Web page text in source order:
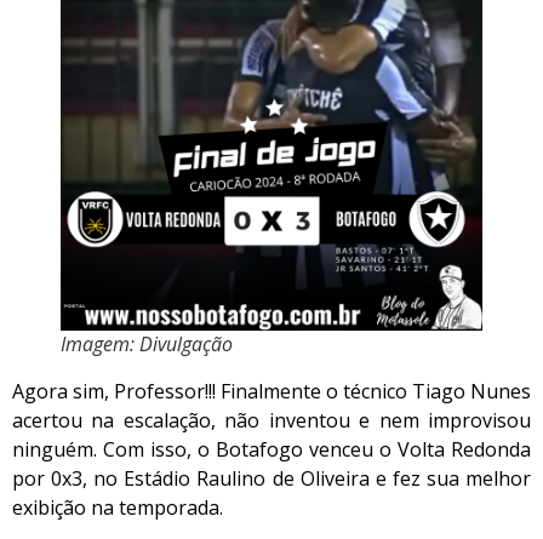
Imagem: Divulgação
Agora sim, Professor!!! Finalmente o técnico Tiago Nunes
acertou na escalação, não inventou e nem improvisou
ninguém. Com isso, o Botafogo venceu o Volta Redonda
por 0x3, no Estádio Raulino de Oliveira e fez sua melhor
exibição na temporada.